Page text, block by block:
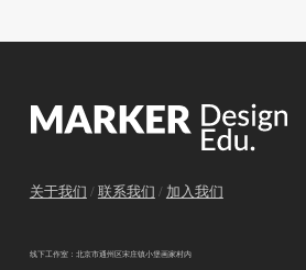
关于我们 / 联系我们 / 加入我们
线下工作室：北京市通州区宋庄镇小堡画家村内